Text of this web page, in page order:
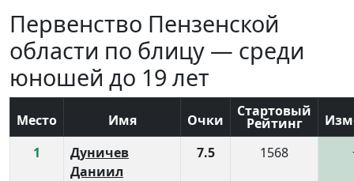
Первенство Пензенской
области по блицу — среди
юношей до 19 лет
Место Имя Очки
Стартовый
Рейтинг
1
Дуничев
Даниил
7.5 1568